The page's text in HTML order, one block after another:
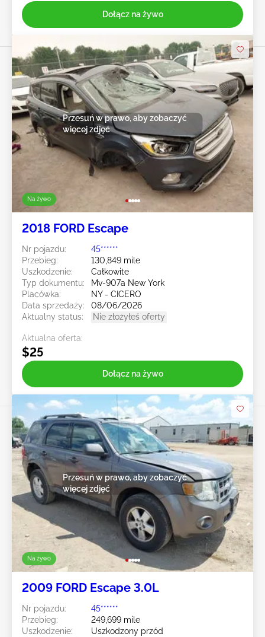
Dołącz na żywo
Na żywo
Przesuń w prawo, aby zobaczyć
więcej zdjęć
2018 FORD Escape
Nr pojazdu:
45******
Przebieg:
130,849 mile
Uszkodzenie:
Całkowite
Typ dokumentu:
Mv-907a New York
Placówka:
NY - CICERO
Data sprzedaży:
08/06/2026
Aktualny status:
Nie złożyłeś oferty
Aktualna oferta:
$25
Dołącz na żywo
Na żywo
Przesuń w prawo, aby zobaczyć
więcej zdjęć
2009 FORD Escape 3.0L
Nr pojazdu:
45******
Przebieg:
249,699 mile
Uszkodzenie:
Uszkodzony przód